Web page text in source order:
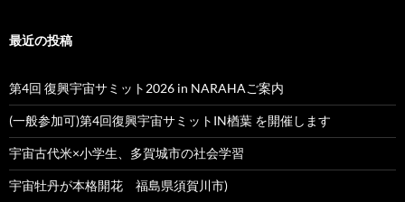
最近の投稿
第4回 復興宇宙サミット2026 in NARAHAご案内
(一般参加可)第4回復興宇宙サミットIN楢葉 を開催します
宇宙古代米×小学生、多賀城市の社会学習
宇宙牡丹が本格開花 福島県須賀川市)